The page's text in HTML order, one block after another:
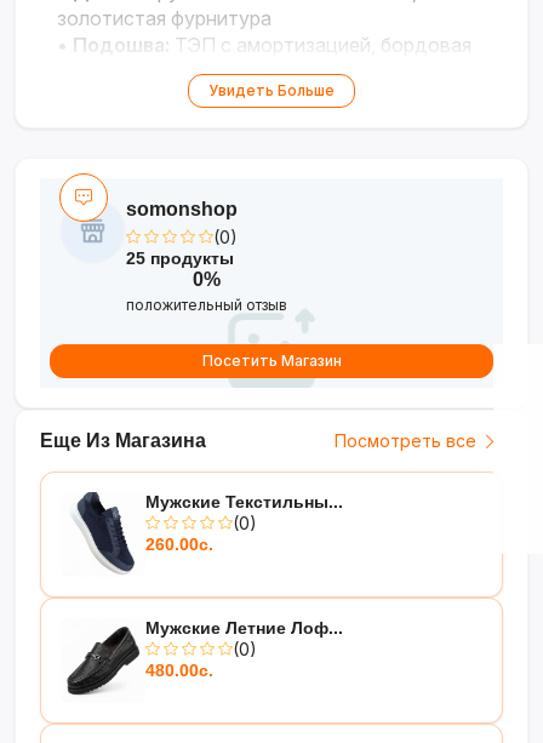
золотистая фурнитура
• Подошва: ТЭП с амортизацией, бордовая
40–44
деталей и комфорта в деловых и
повседневных образах.
Увидеть Больше
Еще Из Магазина Посмотреть все
Мужские Текстильны...
(0)
260.00с.
Мужские Летние Лоф...
(0)
480.00с.
somonshop
(0)
25 продукты
0%
положительный отзыв
Посетить Магазин